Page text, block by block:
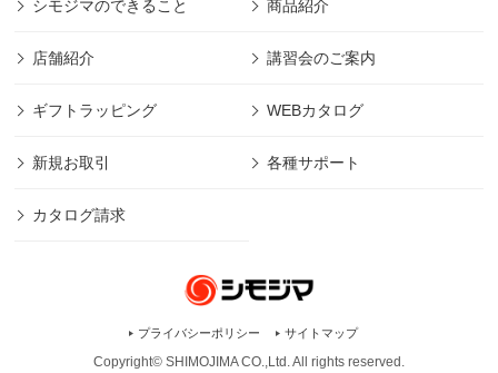
シモジマのできること 商品紹介
店舗紹介 講習会のご案内
ギフトラッピング WEBカタログ
新規お取引 各種サポート
カタログ請求
プライバシーポリシー サイトマップ
Copyright© SHIMOJIMA CO.,Ltd. All rights reserved.